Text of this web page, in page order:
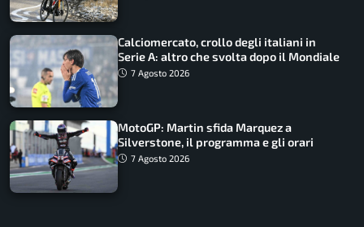
Calciomercato, crollo degli italiani in
Serie A: altro che svolta dopo il Mondiale
7 Agosto 2026
MotoGP: Martin sfida Marquez a
Silverstone, il programma e gli orari
7 Agosto 2026